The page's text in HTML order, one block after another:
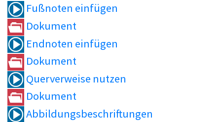
Fußnoten einfügen
Dokument
Endnoten einfügen
Dokument
Querverweise nutzen
Dokument
Abbildungsbeschriftungen